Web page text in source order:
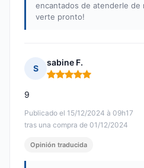
encantados de atenderle de
verte pronto!
S
sabine F.
Nota: 5 de 5
Publicado el 15/12/2024 à 09h17
tras una compra de 01/12/2024
9
Opinión traducida